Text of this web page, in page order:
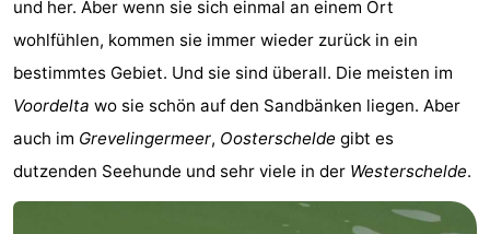
Village
Zeeuwse
Kust
-
Zonnedorp
-
’t
Hof
Hotels
Zimmer
und her. Aber wenn sie sich einmal an einem Ort
wohlfühlen, kommen sie immer wieder zurück in ein
bestimmtes Gebiet. Und sie sind überall. Die meisten im
Voordelta wo sie schön auf den Sandbänken liegen. Aber
auch im Grevelingermeer, Oosterschelde gibt es
dutzenden Seehunde und sehr viele in der Westerschelde.